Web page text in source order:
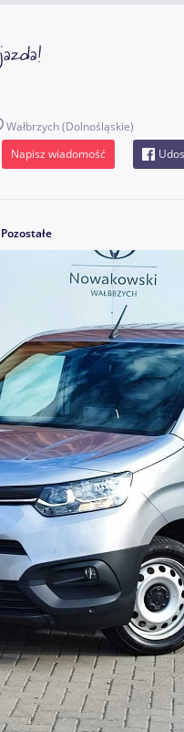
Wałbrzych(Dolnośląskie)
Napisz wiadomość